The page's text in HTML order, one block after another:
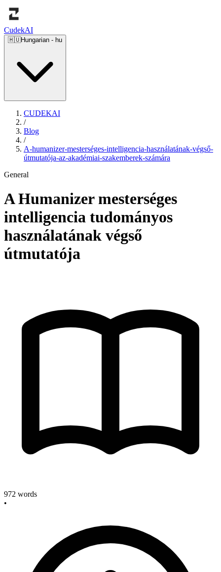
CudekAI
🇭🇺Hungarian - hu
CUDEKAI
/
Blog
/
A-humanizer-mesterséges-intelligencia-használatának-végső-
útmutatója-az-akadémiai-szakemberek-számára
General
A Humanizer mesterséges
intelligencia tudományos
használatának végső
útmutatója
972 words
•